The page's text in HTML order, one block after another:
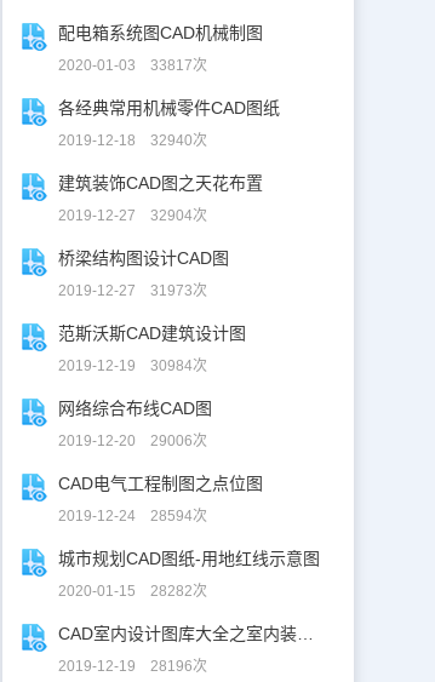
配电箱系统图CAD机械制图
2020-01-03 33817次
各经典常用机械零件CAD图纸
2019-12-18 32940次
建筑装饰CAD图之天花布置
2019-12-27 32904次
桥梁结构图设计CAD图
2019-12-27 31973次
范斯沃斯CAD建筑设计图
2019-12-19 30984次
网络综合布线CAD图
2019-12-20 29006次
CAD电气工程制图之点位图
2019-12-24 28594次
城市规划CAD图纸-用地红线示意图
2020-01-15 28282次
2019-12-19 28196次